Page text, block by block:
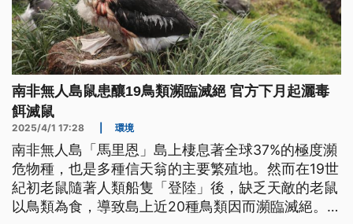
南非無人島鼠患釀19鳥類瀕臨滅絕 官方下月起灑毒
餌滅鼠
2025/4/1 17:28 環境
南非無人島「馬里恩」島上棲息著全球37%的極度瀕
危物種，也是多種信天翁的主要繁殖地。然而在19世
紀初老鼠隨著人類船隻「登陸」後，缺乏天敵的老鼠
以鳥類為食，導致島上近20種鳥類因而瀕臨滅絕。為